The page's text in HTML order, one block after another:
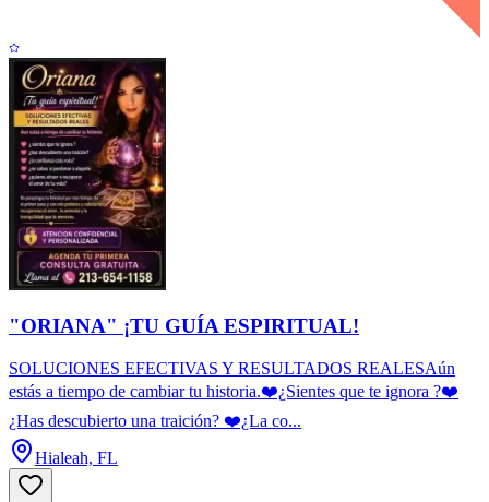
"ORIANA" ¡TU GUÍA ESPIRITUAL!
SOLUCIONES EFECTIVAS Y RESULTADOS REALESAún
estás a tiempo de cambiar tu historia.❤️¿Sientes que te ignora ?❤️
¿Has descubierto una traición? ❤️¿La co...
Hialeah, FL